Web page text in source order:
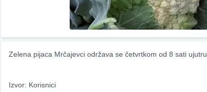
Zelena pijaca Mrčajevci održava se četvrtkom od 8 sati ujutru.
Izvor: Korisnici